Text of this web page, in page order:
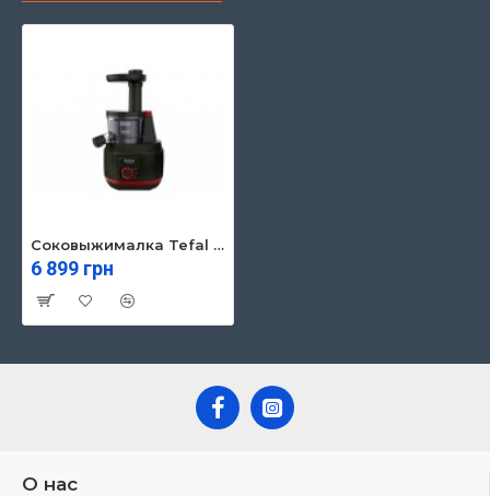
Соковыжималка Tefal ZC150838
6 899 грн
О нас